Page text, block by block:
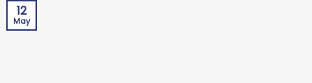
12
May